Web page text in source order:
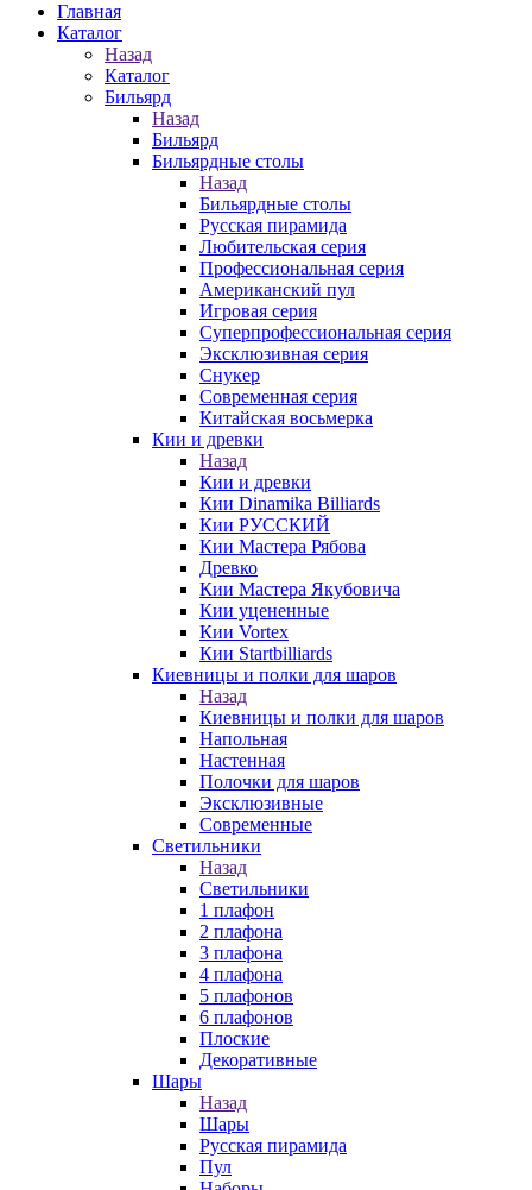
Главная
Каталог
Назад
Каталог
Бильярд
Назад
Бильярд
Бильярдные столы
Назад
Бильярдные столы
Русская пирамида
Любительская серия
Профессиональная серия
Американский пул
Игровая серия
Суперпрофессиональная серия
Эксклюзивная серия
Снукер
Современная серия
Китайская восьмерка
Кии и древки
Назад
Кии и древки
Кии Dinamika Billiards
Кии РУССКИЙ
Кии Мастера Рябова
Древко
Кии Мастера Якубовича
Кии уцененные
Кии Vortex
Кии Startbilliards
Киевницы и полки для шаров
Назад
Киевницы и полки для шаров
Напольная
Настенная
Полочки для шаров
Эксклюзивные
Современные
Светильники
Назад
Светильники
1 плафон
2 плафона
3 плафона
4 плафона
5 плафонов
6 плафонов
Плоские
Декоративные
Шары
Назад
Шары
Русская пирамида
Пул